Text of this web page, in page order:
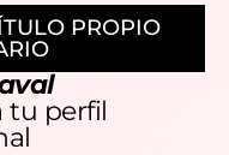
PROPIO
tu perfil